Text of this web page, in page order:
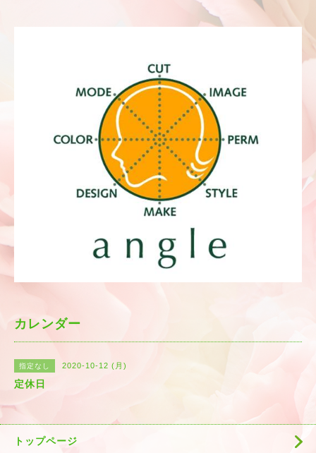
カレンダー
指定なし 2020-10-12 (月)
定休日
トップページ